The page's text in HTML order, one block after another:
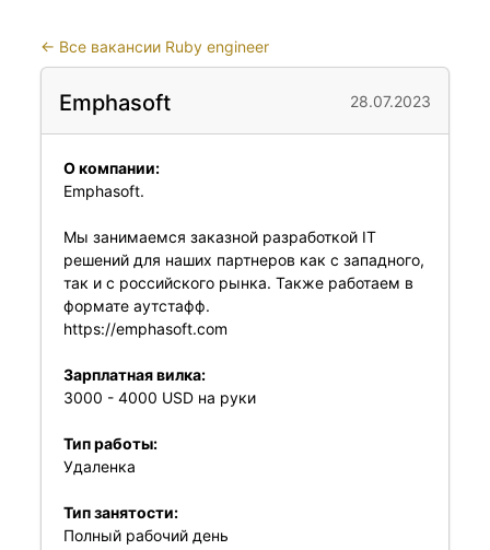
← Все вакансии Ruby engineer
Emphasoft 28.07.2023
О компании:
Emphasoft.
Мы занимаемся заказной разработкой IT
решений для наших партнеров как с западного,
так и с российского рынка. Также работаем в
формате аутстафф.
https://emphasoft.com
Зарплатная вилка:
3000 - 4000 USD на руки
Тип работы:
Удаленка
Тип занятости:
Полный рабочий день